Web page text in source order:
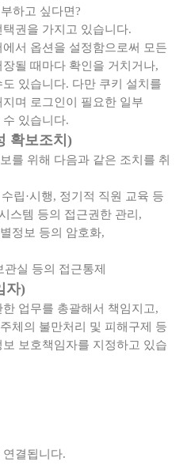
하고 싶다면?
권을 가지고 있습니다.
서 옵션을 설정함으로써 모든
될 때마다 확인을 거치거나,
있습니다. 다만 쿠키 설치를
며 로그인이 필요한 일부
있습니다.
확보조치)
를 위해 다음과 같은 조치를 취
립·시행, 정기적 직원 교육 등
스템 등의 접근권한 관리,
정보 등의 암호화,
실 등의 접근통제
자)
업무를 총괄해서 책임지고,
체의 불만처리 및 피해구제 등
보호책임자를 지정하고 있습
결됩니다.